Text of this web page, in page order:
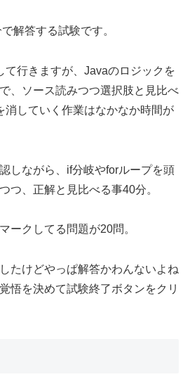
解答する試験です。
て行きますが、Javaのロジックを
、ソース読みつつ選択肢と見比べ
消していく作業はなかなか時間が
しながら、if分岐やforループを頭
つ、正解と見比べる事40分。
ークしてる問題が20問。
たけどやっぱ解答かわんないよね
悟を決めて試験終了ボタンをクリ